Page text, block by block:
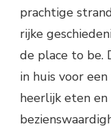
prachtige
rijke
de place to be.
in huis voor
heerlijk eten